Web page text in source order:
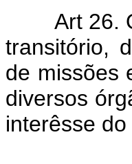
Art 26. Os
transitório,
de missões
diversos
interêsse